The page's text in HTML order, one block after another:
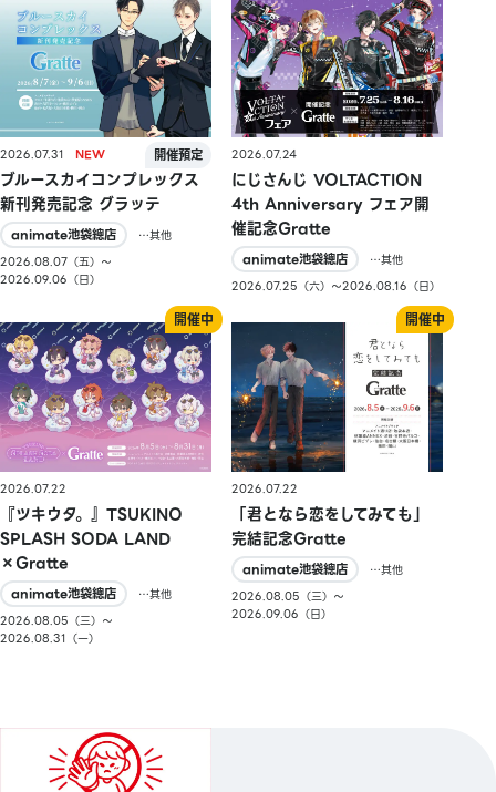
2026.07.31
ブルースカイコンプレックス
新刊発売記念 グラッテ
animate池袋總店
…其他
2026.08.07（五）〜
2026.09.06（日）
2026.07.24
にじさんじ VOLTACTION
4th Anniversary フェア開
催記念Gratte
animate池袋總店
…其他
2026.07.25（六）〜2026.08.16（日）
2026.07.22
『ツキウタ。』TSUKINO
SPLASH SODA LAND
×Gratte
animate池袋總店
…其他
2026.08.05（三）〜
2026.08.31（一）
2026.07.22
「君となら恋をしてみても」
完結記念Gratte
animate池袋總店
…其他
2026.08.05（三）〜
2026.09.06（日）